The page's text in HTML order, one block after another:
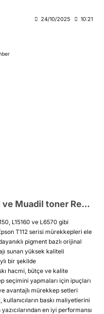
24/10/2025 10:21
Epson T112 Serisi Orjinal ve Muadil toner Rehber
L15160 ve L6570 gibi
T112 serisi mürekkepleri ele
pigment bazlı orijinal
sunan yüksek kaliteli
bir şekilde
hacmi, bütçe ve kalite
seçimini yapmaları için ipuçları
avantajlı mürekkep setleri
baskı maliyetlerini
en iyi performansı